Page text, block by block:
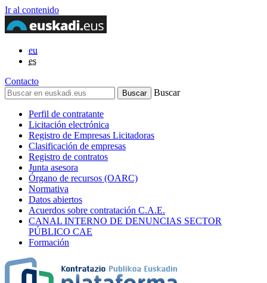
Ir al contenido
eu
es
Contacto
Buscar
Perfil de contratante
Licitación electrónica
Registro de Empresas Licitadoras
Clasificación de empresas
Registro de contratos
Junta asesora
Órgano de recursos (OARC)
Normativa
Datos abiertos
Acuerdos sobre contratación C.A.E.
CANAL INTERNO DE DENUNCIAS SECTOR
PÚBLICO CAE
Formación